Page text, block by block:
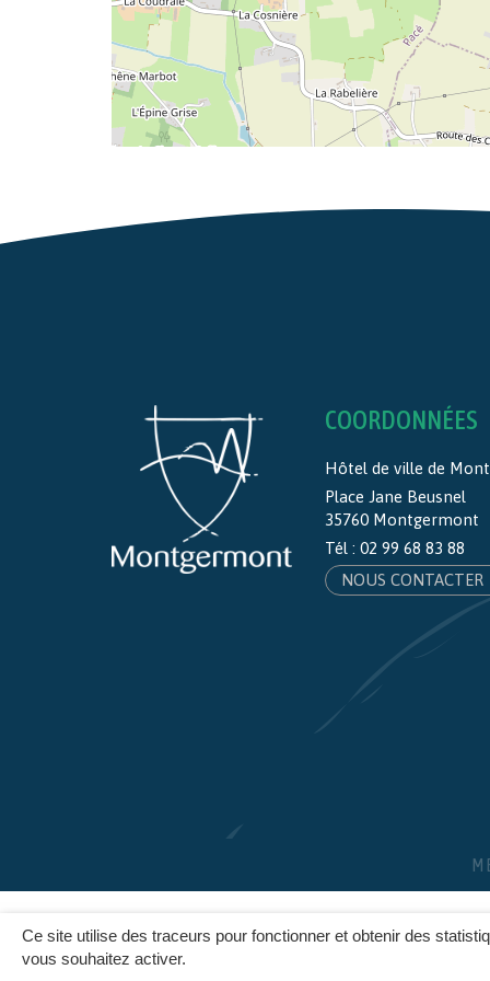
Ce site utilise des traceurs pour fonctionner et obtenir des
vous souhaitez activer.
COORDONNÉES
Hôtel de ville de
Place Jane Beusnel
35760 Montgermont
Tél : 02 99 68 83 88
NOUS CONTACTER